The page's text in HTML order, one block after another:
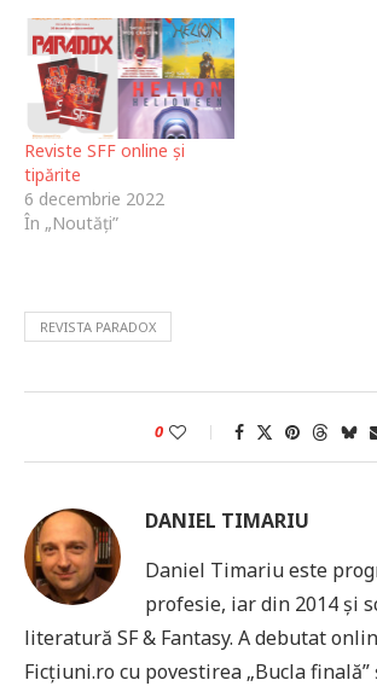
Reviste SFF online și
tipărite
6 decembrie 2022
În „Noutăți”
REVISTA PARADOX
0
DANIEL TIMARIU
Daniel Timariu este
profesie, iar din 2014 și
literatură SF & Fantasy. A debutat
Ficțiuni.ro cu povestirea „Bucla